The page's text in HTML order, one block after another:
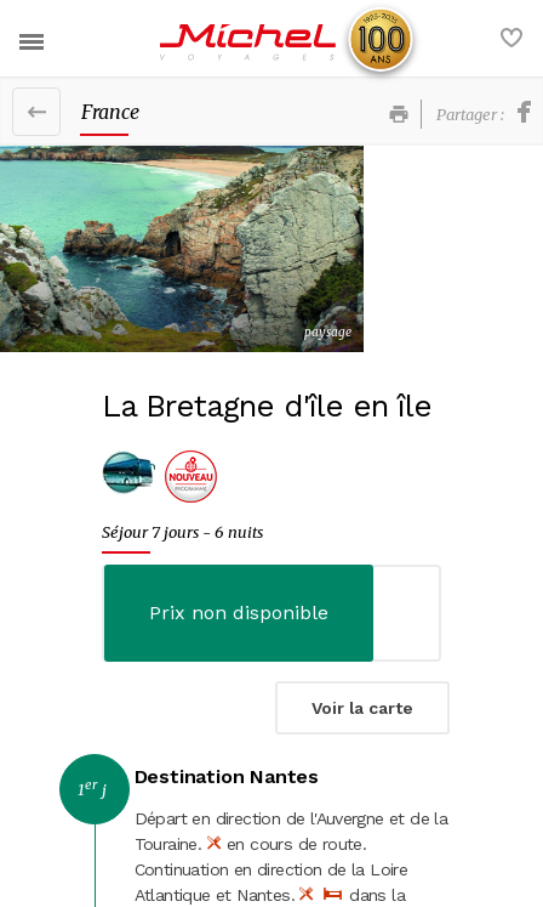
Nos voyages
France
Europe
Afrique et Moyen-Orient
Evènements
Escapades citadines
Journées
Spectacles
Music-Hall et cabarets
Nos services
Actualités
Contact
Nos brochures
La société
France Partager :
paysage
La Bretagne d'île en île
Séjour 7 jours - 6 nuits
Prix non disponible
Voir la carte
1er j
Destination Nantes
Départ en direction de l'Auvergne et de la
Touraine.
en cours de route.
Continuation en direction de la Loire
Atlantique et Nantes.
dans la